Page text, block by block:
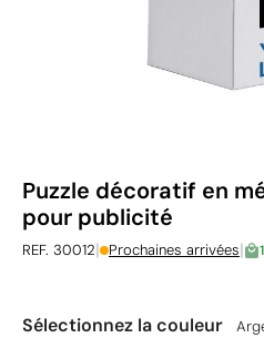
Puzzle décoratif en
pour publicité
REF. 30012| Prochaines arrivées|
Sélectionnez la couleur